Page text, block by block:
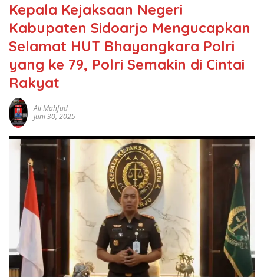
Kepala Kejaksaan Negeri
Kabupaten Sidoarjo Mengucapkan
Selamat HUT Bhayangkara Polri
yang ke 79, Polri Semakin di Cintai
Rakyat
Ali Mahfud
Juni 30, 2025